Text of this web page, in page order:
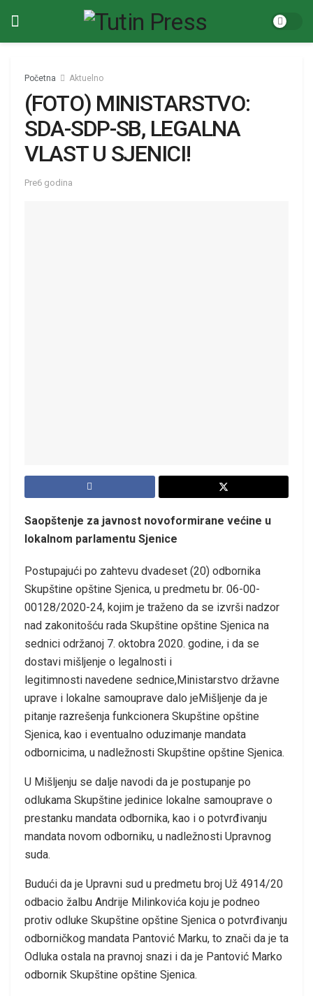
Početna Aktuelno
(FOTO) MINISTARSTVO:
SDA-SDP-SB, LEGALNA
VLAST U SJENICI!
Pre6 godina
Saopštenje za javnost novoformirane većine u
lokalnom parlamentu Sjenice
Postupajući po zahtevu dvadeset (20) odbornika
Skupštine opštine Sjenica, u predmetu br. 06-00-
00128/2020-24, kojim je traženo da se izvrši nadzor
nad zakonitošću rada Skupštine opštine Sjenica na
sednici održanoj 7. oktobra 2020. godine, i da se
dostavi mišljenje o legalnosti i
legitimnosti navedene sednice,Ministarstvo državne
uprave i lokalne samouprave dalo jeMišljenje da je
pitanje razrešenja funkcionera Skupštine opštine
Sjenica, kao i eventualno oduzimanje mandata
odbornicima, u nadležnosti Skupštine opštine Sjenica.
U Mišljenju se dalje navodi da je postupanje po
odlukama Skupštine jedinice lokalne samouprave o
prestanku mandata odbornika, kao i o potvrđivanju
mandata novom odborniku, u nadležnosti Upravnog
suda.
Budući da je Upravni sud u predmetu broj Už 4914/20
odbacio žalbu Andrije Milinkovića koju je podneo
protiv odluke Skupštine opštine Sjenica o potvrđivanju
odborničkog mandata Pantović Marku, to znači da je ta
Odluka ostala na pravnoj snazi i da je Pantović Marko
odbornik Skupštine opštine Sjenica.